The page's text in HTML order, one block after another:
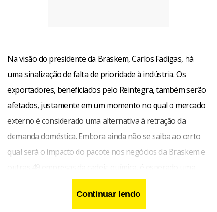
Na visão do presidente da Braskem, Carlos Fadigas, há
uma sinalização de falta de prioridade à indústria. Os
exportadores, beneficiados pelo Reintegra, também serão
afetados, justamente em um momento no qual o mercado
externo é considerado uma alternativa à retração da
demanda doméstica. Embora ainda não se saiba ao certo
qual será o impacto do pacote nos negócios da Braskem e
deterioração na balança comercial do setor, deficitária em
cerca de US$ 30 bilhões ao ano.
Continuar lendo